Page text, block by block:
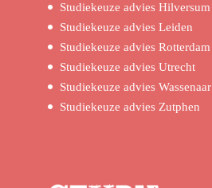
Studiekeuze advies Hilversum
Studiekeuze advies Leiden
Studiekeuze advies Rotterdam
Studiekeuze advies Utrecht
Studiekeuze advies Wassenaar
Studiekeuze advies Zutphen